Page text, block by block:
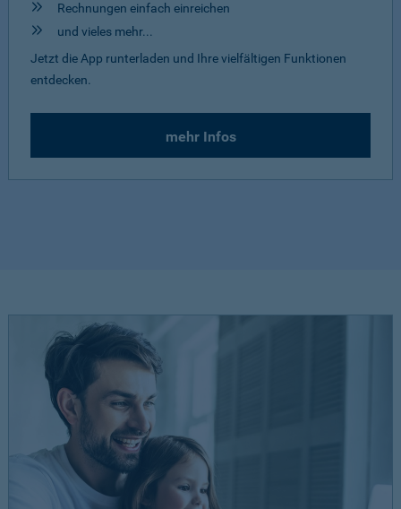
Rechnungen einfach einreichen
und vieles mehr...
Jetzt die App runterladen und Ihre vielfältigen Funktionen
entdecken.
mehr Infos